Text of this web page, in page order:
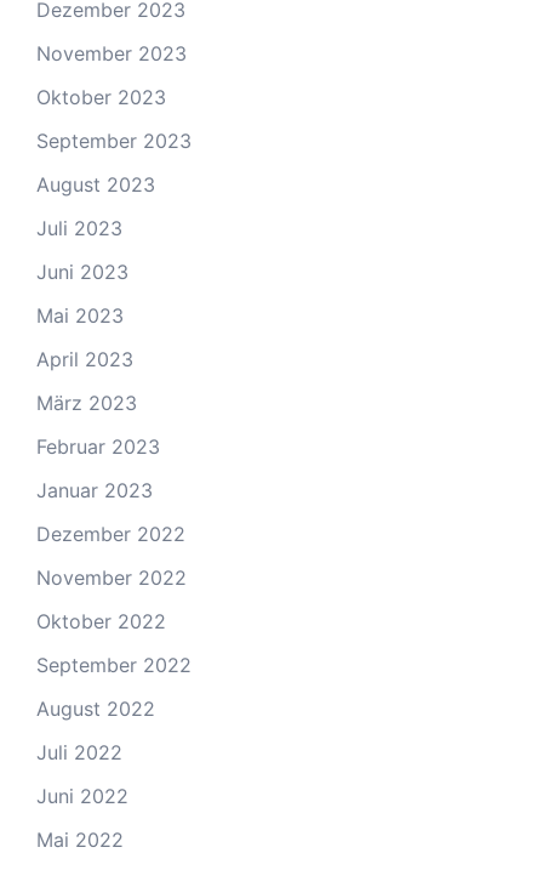
Dezember 2023
November 2023
Oktober 2023
September 2023
August 2023
Juli 2023
Juni 2023
Mai 2023
April 2023
März 2023
Februar 2023
Januar 2023
Dezember 2022
November 2022
Oktober 2022
September 2022
August 2022
Juli 2022
Juni 2022
Mai 2022